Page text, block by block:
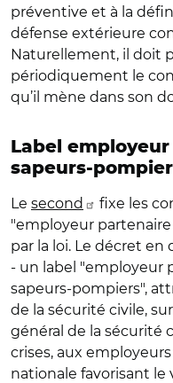
préventive et à la
défense extérieure
Naturellement, il doit
périodiquement le
qu’il mène dans son
Label
sapeurs-
Le second
fixe les
"employeur
par la loi. Le décret
- un label "employeur
sapeurs-pompiers",
de la sécurité civile,
général de la sécurité
crises, aux
nationale favorisant le